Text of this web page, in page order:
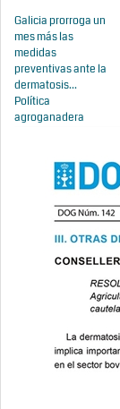
Galicia prorroga un
mes más las
medidas
preventivas ante la
dermatosis...
Política
agroganadera